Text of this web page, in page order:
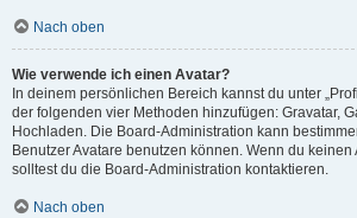
Nach oben
Wie verwende ich einen Avatar?
In deinem persönlichen Bereich kannst du unter
der folgenden vier Methoden hinzufügen: Gravatar,
Hochladen. Die Board-Administration kann
Benutzer Avatare benutzen können. Wenn du
solltest du die Board-Administration kontaktieren.
Nach oben